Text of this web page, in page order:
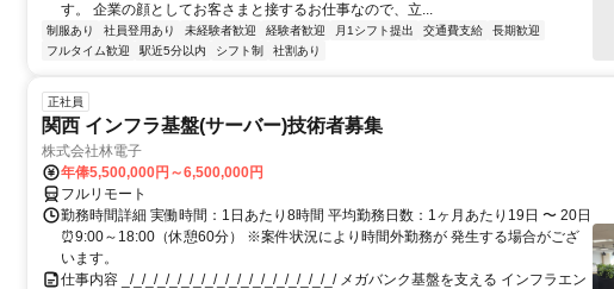
す。 企業の顔としてお客さまと接するお仕事なので、立...
制服あり 社員登用あり 未経験者歓迎 経験者歓迎 月1シフト提出 交通費支給
長期歓迎
フルタイム歓迎
駅近5分以内 シフト制 社割あり
正社員
関西 インフラ基盤(サーバー)技術者募集
株式会社林電子
年俸5,500,000円～6,500,000円
フルリモート
勤務時間詳細 実働時間：1日あたり8時間 平均勤務日数：1ヶ月あたり19日 〜 20日
⏰9:00～18:00（休憩60分） ※案件状況により時間外勤務が 発生する場合がござ
います。
仕事内容 _/_/_/_/_/_/_/_/_/_/_/_/_/_/_/_/_/_/ メガバンク基盤を支える インフラエン